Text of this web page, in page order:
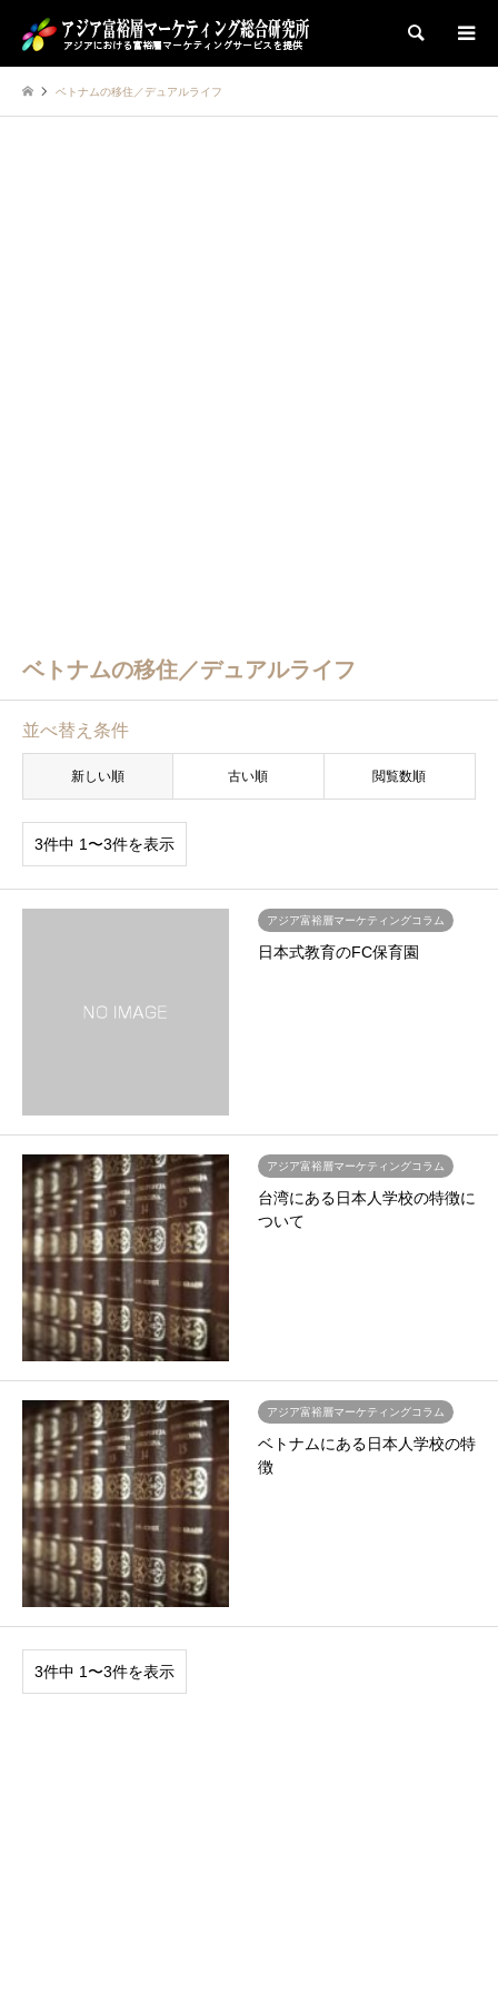
検索
ベトナムの移住／デュアルライフ
ベトナムの移住／デュアルライフ
並べ替え条件
新しい順 古い順 閲覧数順
3件中 1〜3件を表示
アジア富裕層マーケティングコラム
日本式教育のFC保育園
アジア富裕層マーケティングコラム
台湾にある日本人学校の特徴に
ついて
アジア富裕層マーケティングコラム
ベトナムにある日本人学校の特
徴
3件中 1〜3件を表示